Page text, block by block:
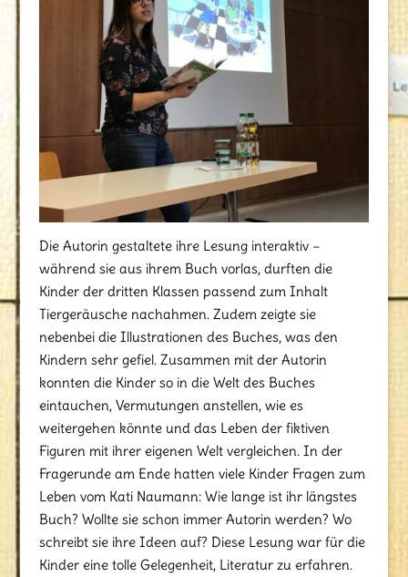
Die Autorin gestaltete ihre Lesung interaktiv –
während sie aus ihrem Buch vorlas, durften die
Kinder der dritten Klassen passend zum Inhalt
Tiergeräusche nachahmen. Zudem zeigte sie
nebenbei die Illustrationen des Buches, was den
Kindern sehr gefiel. Zusammen mit der Autorin
konnten die Kinder so in die Welt des Buches
eintauchen, Vermutungen anstellen, wie es
weitergehen könnte und das Leben der fiktiven
Figuren mit ihrer eigenen Welt vergleichen. In der
Fragerunde am Ende hatten viele Kinder Fragen zum
Leben vom Kati Naumann: Wie lange ist ihr längstes
Buch? Wollte sie schon immer Autorin werden? Wo
schreibt sie ihre Ideen auf? Diese Lesung war für die
Kinder eine tolle Gelegenheit, Literatur zu erfahren.